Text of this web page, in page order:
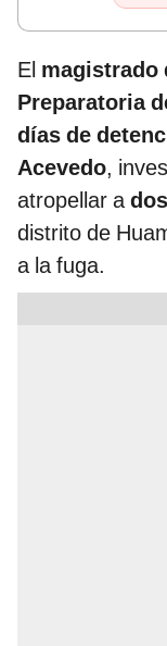
El magistrado
Preparatoria
días de
Acevedo,
atropellar a
distrito de
a la fuga.